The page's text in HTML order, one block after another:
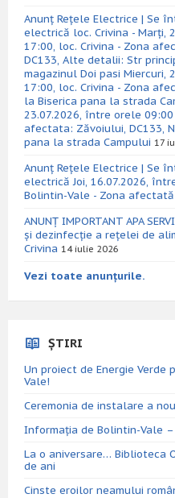
Anunț Rețele Electrice | Se
electrică loc. Crivina - Marți,
17:00, loc. Crivina - Zona
DC133, Alte detalii: Str
magazinul Doi pasi Miercuri,
17:00, loc. Crivina - Zona
la Biserica pana la strada
23.07.2026, între orele
afectata: Zăvoiului, DC133,
pana la strada Campului 17
Anunț Rețele Electrice | Se
electrică Joi, 16.07.2026,
Bolintin-Vale - Zona
ANUNȚ IMPORTANT APA
și dezinfecție a rețelei de
Crivina 14 iulie 2026
Vezi toate anunțurile.
ȘTIRI
Un proiect de Energie
Vale!
Ceremonia de instalare a
Informația de Bolintin-Vale –
La o aniversare… Biblioteca
de ani
Cinste eroilor neamului